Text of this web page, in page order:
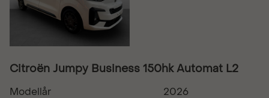
Citroën Jumpy Business 150hk Automat L2
Modellår
2026